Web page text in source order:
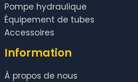
Pompe hydraulique
Équipement de tubes
Accessoires
Information
À propos de nous